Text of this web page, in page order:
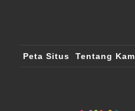
Peta Situs Tentang